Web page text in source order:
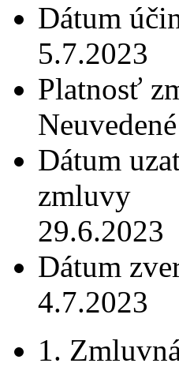
Dátum
5.7.2023
Platnosť
Neuvedené
Dátum
zmluvy
29.6.2023
Dátum
4.7.2023
1.